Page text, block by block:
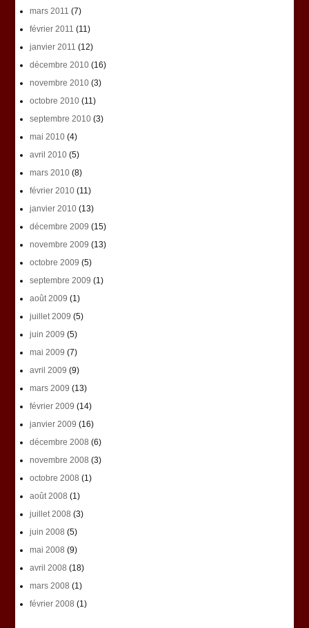
mars 2011 (7)
février 2011 (11)
janvier 2011 (12)
décembre 2010(16)
novembre 2010(3)
octobre 2010(11)
septembre 2010(3)
mai 2010(4)
avril 2010(5)
mars 2010(8)
février 2010(11)
janvier 2010(13)
décembre 2009 (15)
novembre 2009 (13)
octobre 2009 (5)
septembre 2009 (1)
août 2009 (1)
juillet 2009 (5)
juin 2009 (5)
mai 2009 (7)
avril 2009 (9)
mars 2009 (13)
février 2009 (14)
janvier 2009 (16)
décembre 2008 (6)
novembre 2008 (3)
octobre 2008 (1)
août 2008 (1)
juillet 2008 (3)
juin 2008 (5)
mai 2008 (9)
avril 2008 (18)
mars 2008 (1)
février 2008 (1)